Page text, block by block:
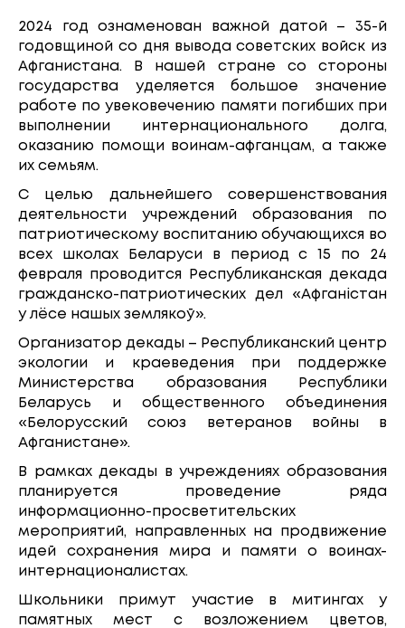
2024 год ознаменован важной датой – 35-й
годовщиной со дня вывода советских войск из
Афганистана. В нашей стране со стороны
государства уделяется большое значение
работе по увековечению памяти погибших при
выполнении интернационального долга,
оказанию помощи воинам-афганцам, а также
их семьям.
С целью дальнейшего совершенствования
деятельности учреждений образования по
патриотическому воспитанию обучающихся во
всех школах Беларуси в период с 15 по 24
февраля проводится Республиканская декада
гражданско-патриотических дел «Афганістан
у лёсе нашых землякоў».
Организатор декады – Республиканский центр
экологии и краеведения при поддержке
Министерства образования Республики
Беларусь и общественного объединения
«Белорусский союз ветеранов войны в
Афганистане».
В рамках декады в учреждениях образования
планируется проведение ряда
информационно-просветительских
мероприятий, направленных на продвижение
идей сохранения мира и памяти о воинах-
интернационалистах.
Школьники примут участие в митингах у
памятных мест с возложением цветов,